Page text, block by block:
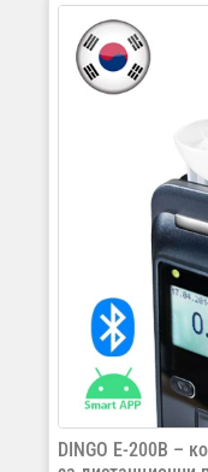
DINGO E-200B –